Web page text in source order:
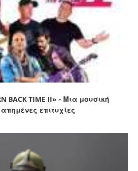
BACK TIME II» - Μια μουσική
επιτυχίες